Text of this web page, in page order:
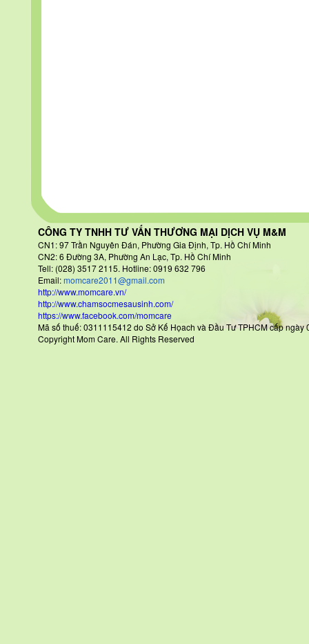
CÔNG TY TNHH TƯ VẤN THƯƠNG MẠI DỊCH VỤ M&M
CN1: 97 Trần Nguyên Đán, Phường Gia Định, Tp. Hồ Chí Minh
CN2: 6 Đường 3A, Phường An Lạc, Tp. Hồ Chí Minh
Tell: (028) 3517 2115. Hotline: 0919 632 796
Email:momcare2011@gmail.com
http://www.momcare.vn/
http://www.chamsocmesausinh.com/
https://www.facebook.com/momcare
Mã số thuế: 0311115412 do Sở Kế Họach và Đầu Tư TPHCM
Copyright Mom Care. All Rights Reserved